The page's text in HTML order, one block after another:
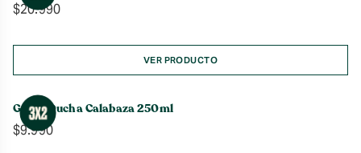
$20.990
VER PRODUCTO
Gel de Ducha Calabaza 250ml
$9.990